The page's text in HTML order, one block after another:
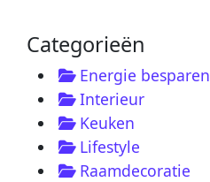
Categorieën
Energie besparen
Interieur
Keuken
Lifestyle
Raamdecoratie